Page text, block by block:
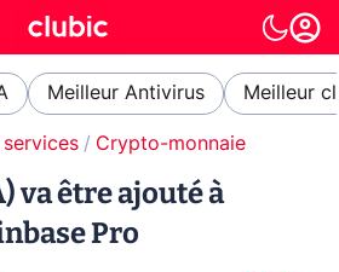
Meilleur Antivirus Meilleur
services Crypto-monnaie
va être ajouté à
Pro